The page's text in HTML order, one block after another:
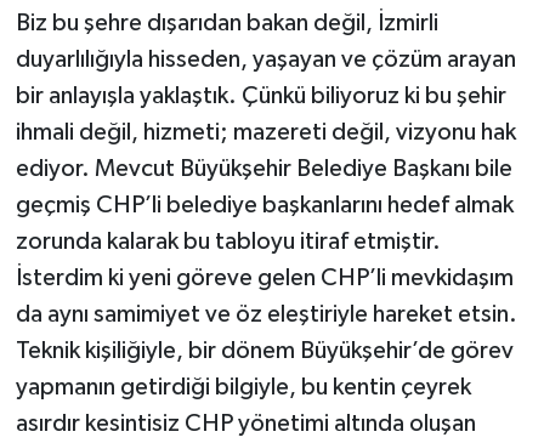
Biz bu şehre dışarıdan bakan değil, İzmirli
duyarlılığıyla hisseden, yaşayan ve çözüm arayan
bir anlayışla yaklaştık. Çünkü biliyoruz ki bu şehir
ihmali değil, hizmeti; mazereti değil, vizyonu hak
ediyor. Mevcut Büyükşehir Belediye Başkanı bile
geçmiş CHP’li belediye başkanlarını hedef almak
zorunda kalarak bu tabloyu itiraf etmiştir.
İsterdim ki yeni göreve gelen CHP’li mevkidaşım
da aynı samimiyet ve öz eleştiriyle hareket etsin.
Teknik kişiliğiyle, bir dönem Büyükşehir’de görev
yapmanın getirdiği bilgiyle, bu kentin çeyrek
asırdır kesintisiz CHP yönetimi altında oluşan